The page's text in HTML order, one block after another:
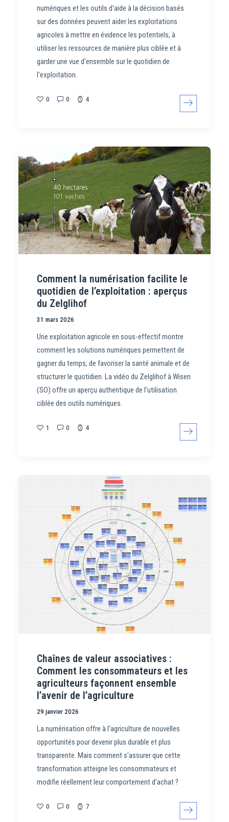
numériques et les outils d'aide à la décision basés
sur des données peuvent aider les exploitations
agricoles à mettre en évidence les potentiels, à
utiliser les ressources de manière plus ciblée et à
garder une vue d'ensemble sur le quotidien de
l'exploitation.
0 0 4
Comment la numérisation facilite le
quotidien de l’exploitation : aperçus
du Zelglihof
31 mars 2026
Une exploitation agricole en sous-effectif montre
comment les solutions numériques permettent de
gagner du temps, de favoriser la santé animale et de
structurer le quotidien. La vidéo du Zelglihof à Wisen
(SO) offre un aperçu authentique de l’utilisation
ciblée des outils numériques.
1 0 4
Chaînes de valeur associatives :
Comment les consommateurs et les
agriculteurs façonnent ensemble
l’avenir de l’agriculture
29 janvier 2026
La numérisation offre à l'agriculture de nouvelles
opportunités pour devenir plus durable et plus
transparente. Mais comment s'assurer que cette
transformation atteigne les consommateurs et
modifie réellement leur comportement d'achat ?
0 0 7